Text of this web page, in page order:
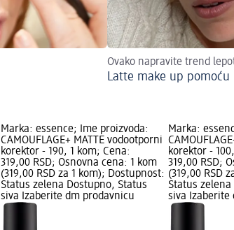
Ovako napravite trend
Latte make up
Marka: essence; Ime proizvoda:
CAMOUFLAGE+ MATTE vodootporni
korektor - 190, 1 kom; Cena:
319,00 RSD; Osnovna cena: 1 kom
(319,00 RSD za 1 kom); Dostupnost:
Status zelena Dostupno, Status
siva Izaberite dm prodavnicu
Marka:
korektor -
319,00 RSD;
(319,00 RSD
Status
siva Izaberite